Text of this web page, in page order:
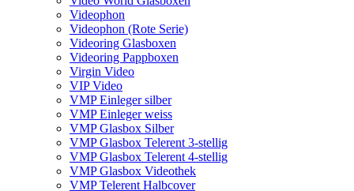
Videophon
Videophon (Rote Serie)
Videoring Glasboxen
Videoring Pappboxen
Virgin Video
VIP Video
VMP Einleger silber
VMP Einleger weiss
VMP Glasbox Silber
VMP Glasbox Telerent 3-stellig
VMP Glasbox Telerent 4-stellig
VMP Glasbox Videothek
VMP Telerent Halbcover